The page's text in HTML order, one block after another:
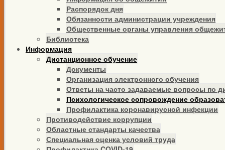
Распорядок дня
Обязанности администрации учреждения
Общественные органы управления
Библиотека
Информация
Дистанционное обучение
Документы
Организация электронного обучения
Ответы на часто задаваемые вопросы по
Психологическое сопровождение
Профилактика коронавирусной инфекции
Противодействие коррупции
Областные стандарты качества
Специальная оценка условий труда